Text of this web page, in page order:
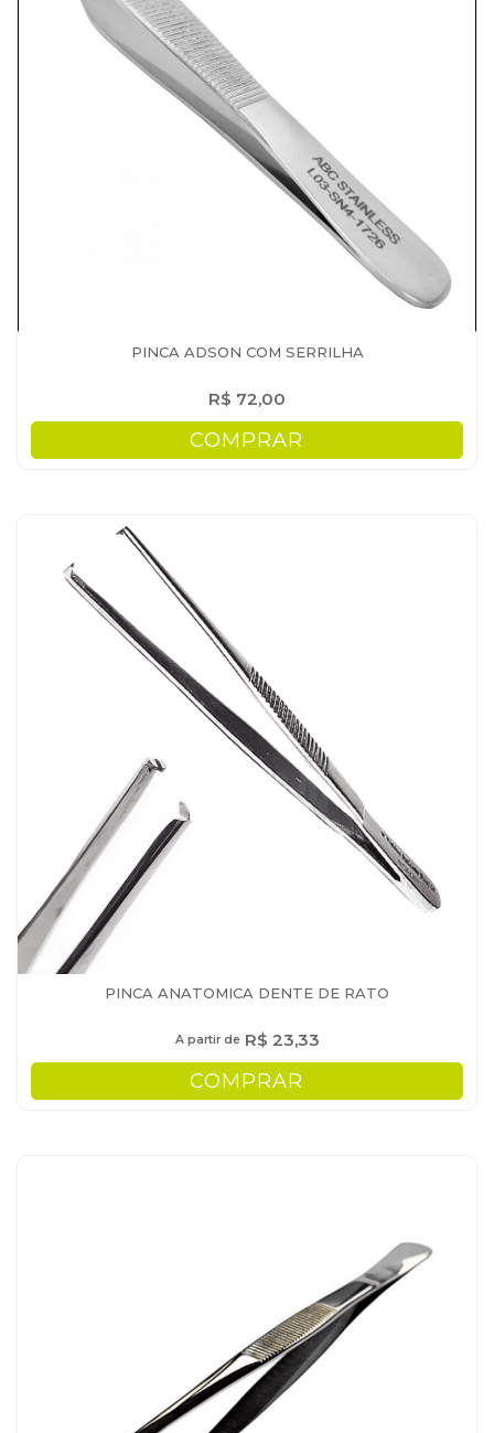
PINCA ADSON COM SERRILHA
R$ 72,00
COMPRAR
PINCA ANATOMICA DENTE DE RATO
A partir de R$ 23,33
COMPRAR